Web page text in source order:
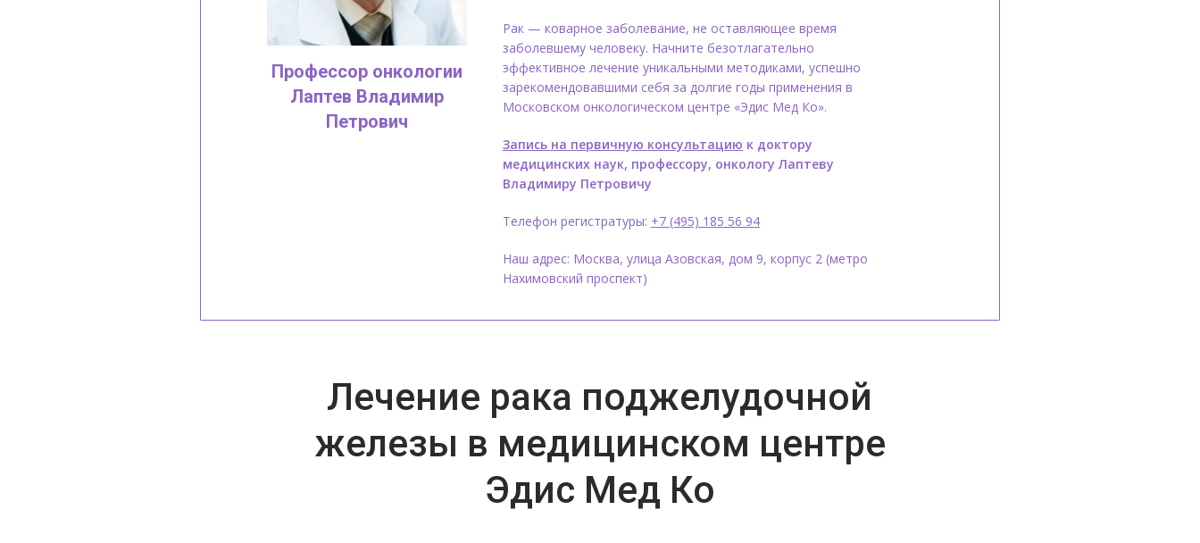
Профессор онкологии
Лаптев Владимир
Петрович
Рак — коварное заболевание, не оставляющее время
заболевшему человеку. Начните безотлагательно
эффективное лечение уникальными методиками, успешно
зарекомендовавшими себя за долгие годы применения в
Московском онкологическом центре «Эдис Мед Ко».
Запись на первичную консультацию к доктору
медицинских наук, профессору, онкологу Лаптеву
Владимиру Петровичу
Телефон регистратуры: +7 (495) 185 56 94
Наш адрес: Москва, улица Азовская, дом 9, корпус 2 (метро
Нахимовский проспект)
Лечение рака поджелудочной
железы в медицинском центре
Эдис Мед Ко